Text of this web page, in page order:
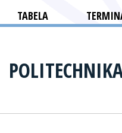
TABELA